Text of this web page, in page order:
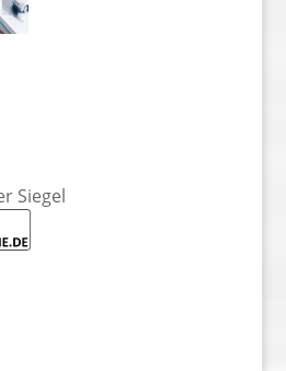
Siegel